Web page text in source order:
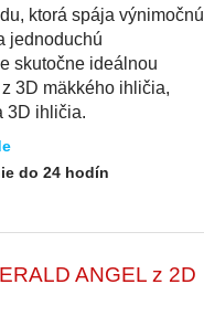
ktorá spája výnimočnú
jednoduchú
skutočne ideálnou
3D mäkkého ihličia,
3D ihličia.
do 24 hodín
ANGEL z 2D